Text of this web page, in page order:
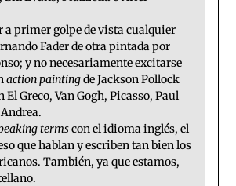
primer golpe de vista cualquier
Fader de otra pintada por
y no necesariamente excitarse
action paintingde Jackson Pollock
El Greco, Van Gogh, Picasso, Paul
termscon el idioma inglés, el
que hablan y escriben tan bien los
También, ya que estamos,